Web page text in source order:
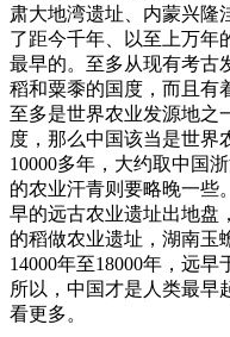
肃大地湾遗址、内蒙兴隆
了距今千年、以至上万年
最早的。至多从现有考古
稻和粟黍的国度，而且有
至多是世界农业发源地之
度，那么中国该当是世界
10000多年，大约取中国
的农业汗青则要略晚一些
早的远古农业遗址出地盘
的稻做农业遗址，湖南玉
14000年至18000年，远
所以，中国才是人类最早
看更多。